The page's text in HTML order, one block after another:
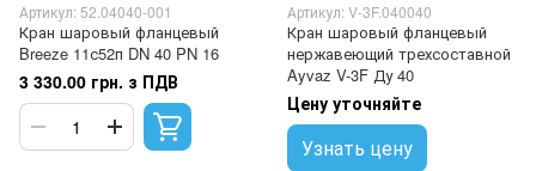
Артикул: 52.04040-001
Кран шаровый фланцевый
Breeze 11с52п DN 40 PN 16
3 330.00 грн. з ПДВ
Артикул: V-3F.040040
Кран шаровый фланцевый
нержавеющий трехсоставной
Ayvaz V-3F Ду 40
Цену уточняйте
Узнать цену